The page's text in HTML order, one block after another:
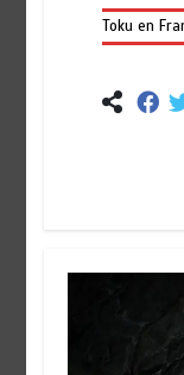
Toku en